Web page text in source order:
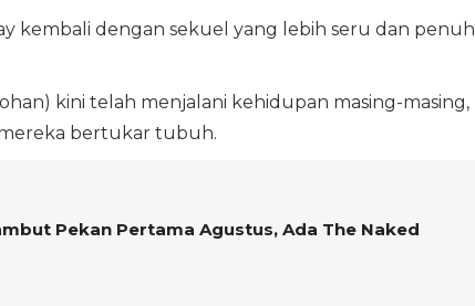
kembali dengan sekuel yang lebih seru dan penuh
kini telah menjalani kehidupan masing-masing,
bertukar tubuh.
Pekan Pertama Agustus, Ada The Naked